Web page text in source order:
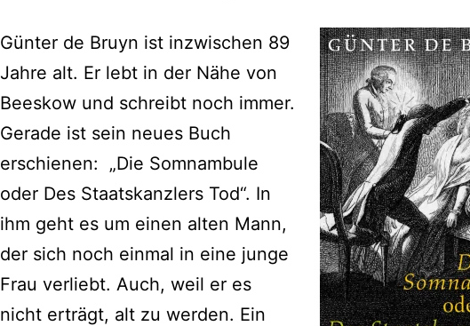
Günter de Bruyn ist inzwischen 89
Jahre alt. Er lebt in der Nähe von
Beeskow und schreibt noch immer.
Gerade ist sein neues Buch
erschienen: „Die Somnambule
oder Des Staatskanzlers Tod“. In
ihm geht es um einen alten Mann,
der sich noch einmal in eine junge
Frau verliebt. Auch, weil er es
nicht erträgt, alt zu werden. Ein